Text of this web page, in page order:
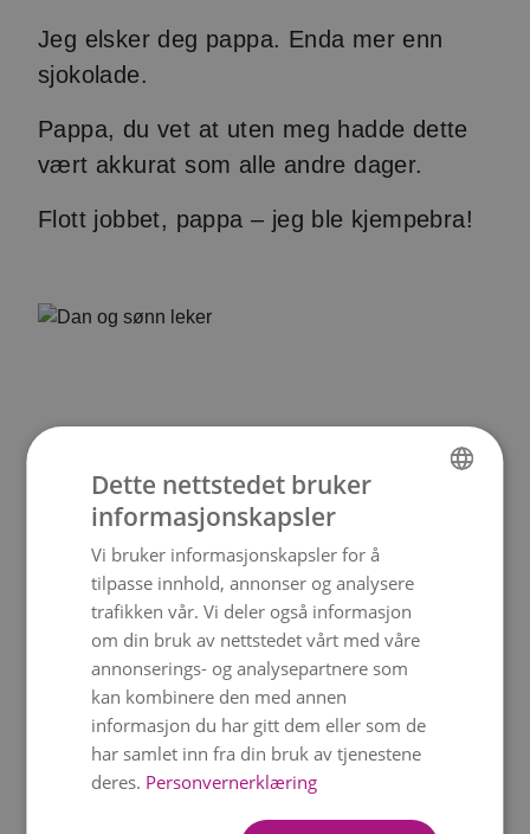
Jeg elsker deg pappa. Enda mer enn
sjokolade.
Pappa, du vet at uten meg hadde dette
vært akkurat som alle andre dager.
Flott jobbet, pappa – jeg ble kjempebra!
Til stefar
Stefar begynner ikke engang å dekke
hvor mye du betyr for meg.
ENGLISH
Dette nettstedet bruker
informasjonskapsler
Vi bruker informasjonskapsler for å
tilpasse innhold, annonser og analysere
trafikken vår. Vi deler også informasjon
om din bruk av nettstedet vårt med våre
annonserings- og analysepartnere som
kan kombinere den med annen
informasjon du har gitt dem eller som de
har samlet inn fra din bruk av tjenestene
deres. Personvernerklæring